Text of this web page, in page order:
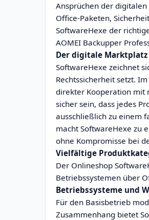
Ansprüchen der
Office-Paketen,
SoftwareHexe der
AOMEI Backupper
Der digitale
SoftwareHexe zeichnet
Rechtssicherheit setzt.
direkter Kooperation mit
sicher sein, dass jedes
ausschließlich zu einem
macht SoftwareHexe zu
ohne Kompromisse bei
Vielfältige
Der Onlineshop
Betriebssystemen über
Betriebssysteme und
Für den Basisbetrieb
Zusammenhang bietet